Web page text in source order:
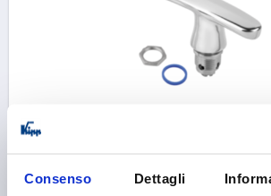
Consenso Dettagli
QUARTER-TURN LOCK WITH T-GRIP
H=18, STAINLESS STEEL 1.4404,
H3=3